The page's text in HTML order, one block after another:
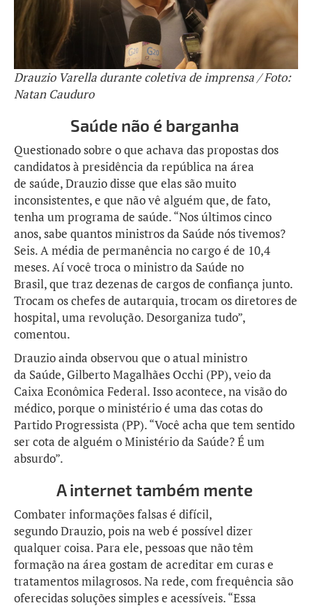
Drauzio Varella durante coletiva de imprensa / Foto:
Natan Cauduro
Saúde não é barganha
Questionado sobre o que achava das propostas dos
candidatos à presidência da república na área
de saúde, Drauzio disse que elas são muito
inconsistentes, e que não vê alguém que, de fato,
tenha um programa de saúde. “Nos últimos cinco
anos, sabe quantos ministros da Saúde nós tivemos?
Seis. A média de permanência no cargo é de 10,4
meses. Aí você troca o ministro da Saúde no
Brasil, que traz dezenas de cargos de confiança junto.
Trocam os chefes de autarquia, trocam os diretores de
hospital, uma revolução. Desorganiza tudo”,
comentou.
Drauzio ainda observou que o atual ministro
da Saúde, Gilberto Magalhães Occhi (PP), veio da
Caixa Econômica Federal. Isso acontece, na visão do
médico, porque o ministério é uma das cotas do
Partido Progressista (PP). “Você acha que tem sentido
ser cota de alguém o Ministério da Saúde? É um
absurdo”.
A internet também mente
Combater informações falsas é difícil,
segundo Drauzio, pois na web é possível dizer
qualquer coisa. Para ele, pessoas que não têm
formação na área gostam de acreditar em curas e
tratamentos milagrosos. Na rede, com frequência são
oferecidas soluções simples e acessíveis. “Essa